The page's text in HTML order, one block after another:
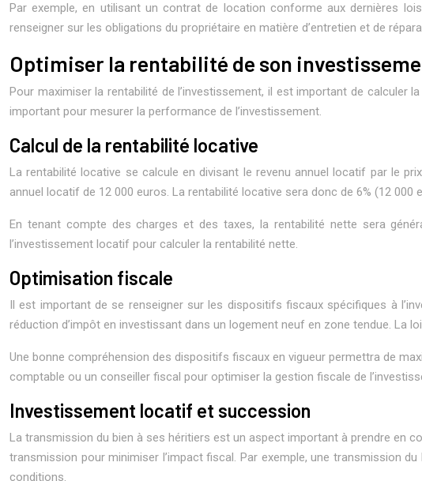
Par exemple, en utilisant un contrat de location conforme aux dernières
renseigner sur les obligations du propriétaire en matière d’entretien et de
Optimiser la rentabilité de son
Pour maximiser la rentabilité de l’investissement, il est important de calculer
important pour mesurer la performance de l’investissement.
Calcul de la rentabilité locative
La rentabilité locative se calcule en divisant le revenu annuel locatif par le
annuel locatif de 12 000 euros. La rentabilité locative sera donc de 6% (12 000
En tenant compte des charges et des taxes, la rentabilité nette sera
l’investissement locatif pour calculer la rentabilité nette.
Optimisation fiscale
Il est important de se renseigner sur les dispositifs fiscaux spécifiques à
réduction d’impôt en investissant dans un logement neuf en zone tendue.
Une bonne compréhension des dispositifs fiscaux en vigueur permettra de
comptable ou un conseiller fiscal pour optimiser la gestion fiscale de
Investissement locatif et succession
La transmission du bien à ses héritiers est un aspect important à prendre en
transmission pour minimiser l’impact fiscal. Par exemple, une transmission
conditions.